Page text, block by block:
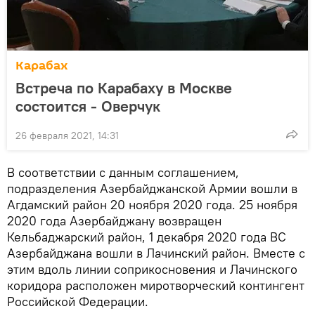
Карабах
Встреча по Карабаху в Москве
состоится - Оверчук
26 февраля 2021, 14:31
В соответствии с данным соглашением,
подразделения Азербайджанской Армии вошли в
Агдамский район 20 ноября 2020 года. 25 ноября
2020 года Азербайджану возвращен
Кельбаджарский район, 1 декабря 2020 года ВС
Азербайджана вошли в Лачинский район. Вместе с
этим вдоль линии соприкосновения и Лачинского
коридора расположен миротворческий контингент
Российской Федерации.